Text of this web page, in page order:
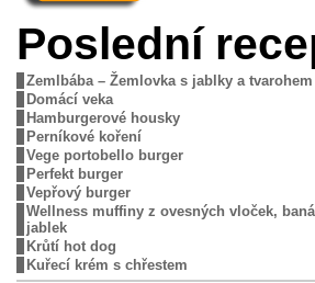
Poslední
Zemlbába – Žemlovka s jablky a tvarohem
Domácí veka
Hamburgerové housky
Perníkové koření
Vege portobello burger
Perfekt burger
Vepřový burger
Wellness muffiny z ovesných vloček,
jablek
Krůtí hot dog
Kuřecí krém s chřestem